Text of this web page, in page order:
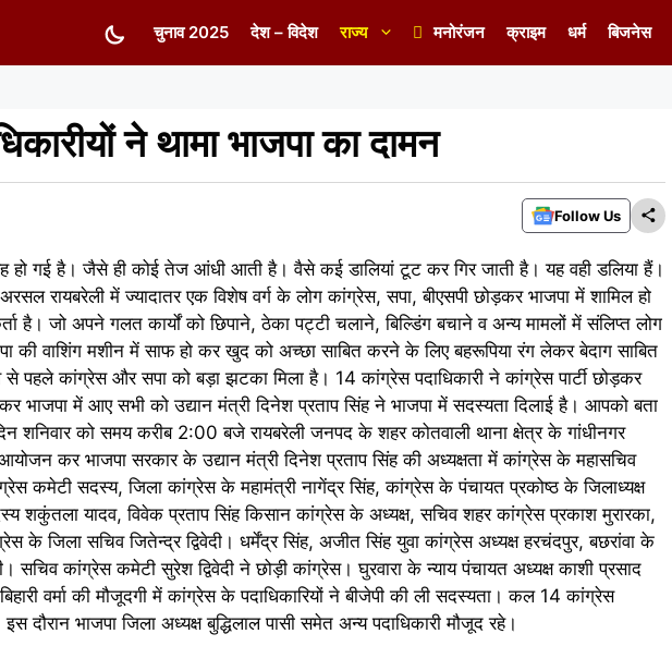
चुनाव 2025 देश – विदेश राज्य मनोरंजन क्राइम धर्म बिजनेस
ने थामा भाजपा का दामन
Follow Us
हो गई है। जैसे ही कोई तेज आंधी आती है। वैसे कई डालियां टूट कर गिर जाती है। यह वही डलिया हैं।
रायबरेली में ज्यादातर एक विशेष वर्ग के लोग कांग्रेस, सपा, बीएसपी छोड़कर भाजपा में शामिल हो
है। जो अपने गलत कार्यों को छिपाने, ठेका पट्टी चलाने, बिल्डिंग बचाने व अन्य मामलों में संलिप्त लोग
की वाशिंग मशीन में साफ हो कर खुद को अच्छा साबित करने के लिए बहरूपिया रंग लेकर बेदाग साबित
कांग्रेस और सपा को बड़ा झटका मिला है। 14 कांग्रेस पदाधिकारी ने कांग्रेस पार्टी छोड़कर
भाजपा में आए सभी को उद्यान मंत्री दिनेश प्रताप सिंह ने भाजपा में सदस्यता दिलाई है। आपको बता
को समय करीब 2:00 बजे रायबरेली जनपद के शहर कोतवाली थाना क्षेत्र के गांधीनगर
कर भाजपा सरकार के उद्यान मंत्री दिनेश प्रताप सिंह की अध्यक्षता में कांग्रेस के महासचिव
कमेटी सदस्य, जिला कांग्रेस के महामंत्री नागेंद्र सिंह, कांग्रेस के पंचायत प्रकोष्ठ के जिलाध्यक्ष
शकुंतला यादव, विवेक प्रताप सिंह किसान कांग्रेस के अध्यक्ष, सचिव शहर कांग्रेस प्रकाश मुरारका,
के जिला सचिव जितेन्द्र द्विवेदी। धर्मेंद्र सिंह, अजीत सिंह युवा कांग्रेस अध्यक्ष हरचंदपुर, बछरांवा के
सचिव कांग्रेस कमेटी सुरेश द्विवेदी ने छोड़ी कांग्रेस। घुरवारा के न्याय पंचायत अध्यक्ष काशी प्रसाद
वर्मा की मौजूदगी में कांग्रेस के पदाधिकारियों ने बीजेपी की ली सदस्यता। कल 14 कांग्रेस
दौरान भाजपा जिला अध्यक्ष बुद्धिलाल पासी समेत अन्य पदाधिकारी मौजूद रहे।